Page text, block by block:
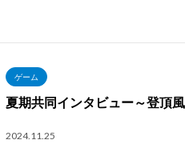
ゲーム
夏期共同インタビュー～登頂
2024.11.25